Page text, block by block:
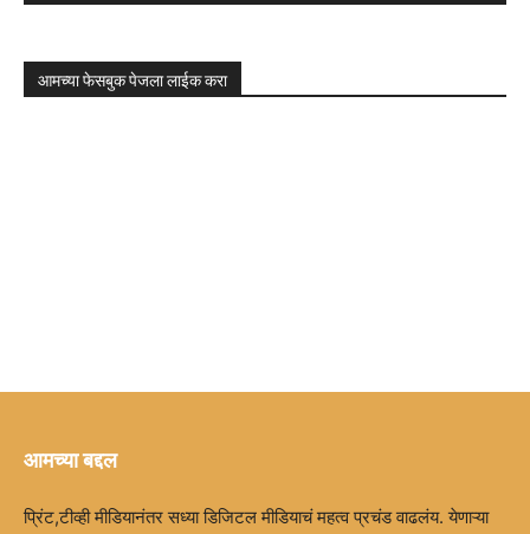
आमच्या फेसबुक पेजला लाईक करा
आमच्या बद्दल
प्रिंट,टीव्ही मीडियानंतर सध्या डिजिटल मीडियाचं महत्व प्रचंड वाढलंय. येणाऱ्या